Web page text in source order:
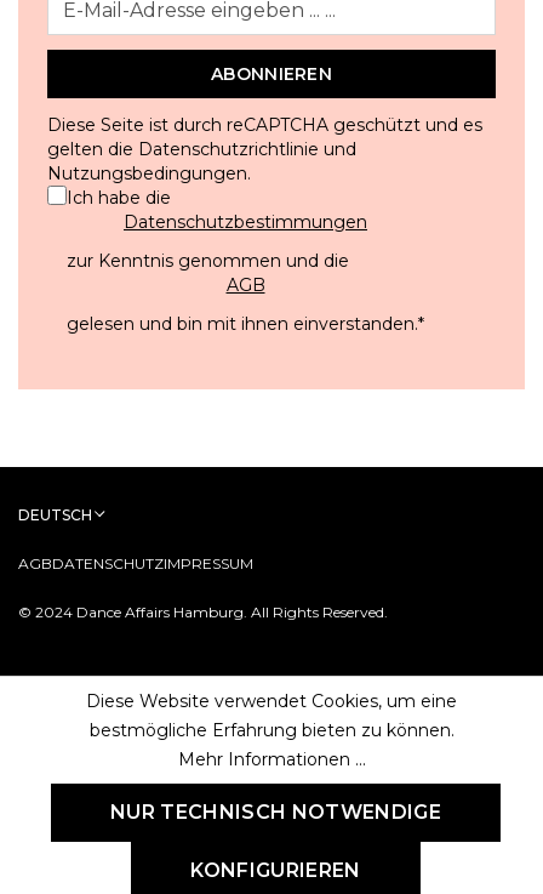
ABONNIEREN
Diese Seite ist durch reCAPTCHA geschützt und es
gelten die Datenschutzrichtlinie und
Nutzungsbedingungen.
Ich habe die
Datenschutzbestimmungen
zur Kenntnis genommen und die
AGB
gelesen und bin mit ihnen einverstanden.*
© 2024 Dance Affairs Hamburg. All Rights Reserved.
AGBDATENSCHUTZIMPRESSUM
DEUTSCH
Diese Website verwendet Cookies, um eine
bestmögliche Erfahrung bieten zu können.
Mehr Informationen ...
NUR TECHNISCH NOTWENDIGE
KONFIGURIEREN